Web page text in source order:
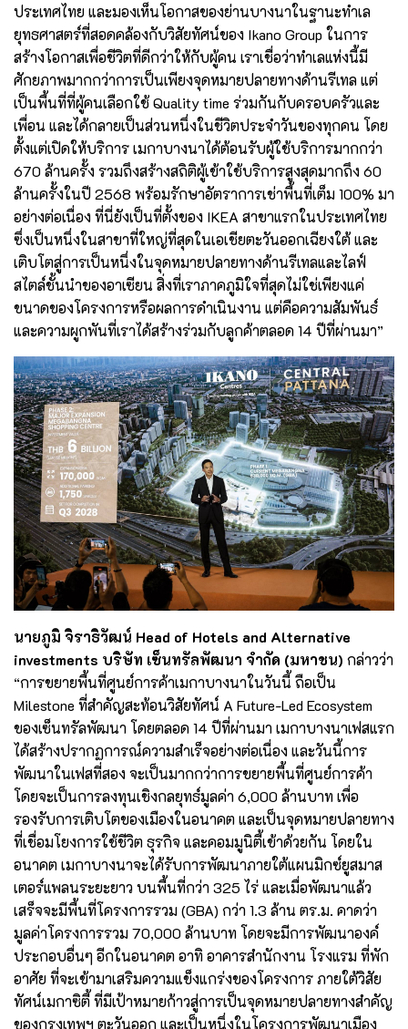
ประเทศไทย และมองเห็นโอกาสของย่านบางนาในฐานะทำเล
ยุทธศาสตร์ที่สอดคล้องกับวิสัยทัศน์ของ Ikano Group ในการ
สร้างโอกาสเพื่อชีวิตที่ดีกว่าให้กับผู้คน เราเชื่อว่าทำเลแห่งนี้มี
ศักยภาพมากกว่าการเป็นเพียงจุดหมายปลายทางด้านรีเทล แต่
เป็นพื้นที่ที่ผู้คนเลือกใช้ Quality time ร่วมกันกับครอบครัวและ
เพื่อน และได้กลายเป็นส่วนหนึ่งในชีวิตประจำวันของทุกคน โดย
ตั้งแต่เปิดให้บริการ เมกาบางนาได้ต้อนรับผู้ใช้บริการมากกว่า
670 ล้านครั้ง รวมถึงสร้างสถิติผู้เข้าใช้บริการสูงสุดมากถึง 60
ล้านครั้งในปี 2568 พร้อมรักษาอัตราการเช่าพื้นที่เต็ม 100% มา
อย่างต่อเนื่อง ที่นี่ยังเป็นที่ตั้งของ IKEA สาขาแรกในประเทศไทย
ซึ่งเป็นหนึ่งในสาขาที่ใหญ่ที่สุดในเอเชียตะวันออกเฉียงใต้ และ
เติบโตสู่การเป็นหนึ่งในจุดหมายปลายทางด้านรีเทลและไลฟ์
สไตล์ชั้นนำของอาเซียน สิ่งที่เราภาคภูมิใจที่สุดไม่ใช่เพียงแค่
ขนาดของโครงการหรือผลการดำเนินงาน แต่คือความสัมพันธ์
และความผูกพันที่เราได้สร้างร่วมกับลูกค้าตลอด 14 ปีที่ผ่านมา”
นายภูมิ จิราธิวัฒน์ Head of Hotels and Alternative
investments บริษัท เซ็นทรัลพัฒนา จำกัด (มหาชน) กล่าวว่า
“การขยายพื้นที่ศูนย์การค้าเมกาบางนาในวันนี้ ถือเป็น
Milestone ที่สำคัญสะท้อนวิสัยทัศน์ A Future-Led Ecosystem
ของเซ็นทรัลพัฒนา โดยตลอด 14 ปีที่ผ่านมา เมกาบางนาเฟสแรก
ได้สร้างปรากฏการณ์ความสำเร็จอย่างต่อเนื่อง และวันนี้การ
พัฒนาในเฟสที่สอง จะเป็นมากกว่าการขยายพื้นที่ศูนย์การค้า
โดยจะเป็นการลงทุนเชิงกลยุทธ์มูลค่า 6,000 ล้านบาท เพื่อ
รองรับการเติบโตของเมืองในอนาคต และเป็นจุดหมายปลายทาง
ที่เชื่อมโยงการใช้ชีวิต ธุรกิจ และคอมมูนิตี้เข้าด้วยกัน โดยใน
อนาคต เมกาบางนาจะได้รับการพัฒนาภายใต้แผนมิกซ์ยูสมาส
เตอร์แพลนระยะยาว บนพื้นที่กว่า 325 ไร่ และเมื่อพัฒนาแล้ว
เสร็จจะมีพื้นที่โครงการรวม (GBA) กว่า 1.3 ล้าน ตร.ม. คาดว่า
มูลค่าโครงการรวม 70,000 ล้านบาท โดยจะมีการพัฒนาองค์
ประกอบอื่นๆ อีกในอนาคต อาทิ อาคารสำนักงาน โรงแรม ที่พัก
อาศัย ที่จะเข้ามาเสริมความแข็งแกร่งของโครงการ ภายใต้วิสัย
ทัศน์เมกาซิตี้ ที่มีเป้าหมายก้าวสู่การเป็นจุดหมายปลายทางสำคัญ
ของกรุงเทพฯ ตะวันออก และเป็นหนึ่งในโครงการพัฒนาเมือง